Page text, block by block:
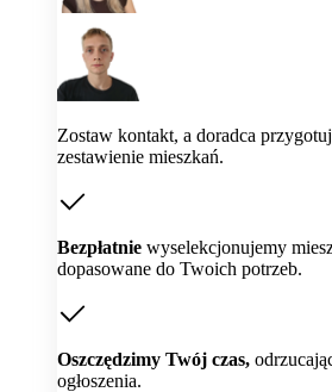
Zostaw kontakt, a doradca
zestawienie mieszkań.
Bezpłatnie wyselekcjonujemy
dopasowane do Twoich potrzeb.
Oszczędzimy Twój czas,
ogłoszenia.